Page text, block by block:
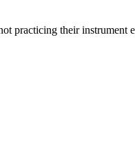
practicing their instrument